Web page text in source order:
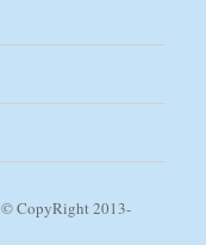
© CopyRight 2013-